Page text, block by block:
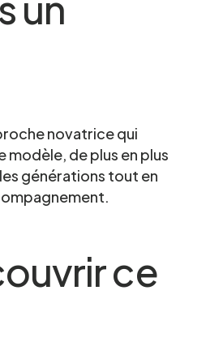
novatrice qui
modèle, de plus en plus
générations tout en
ce